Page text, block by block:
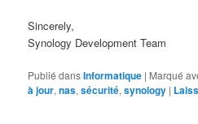
Sincerely,
Synology Development Team
Publié dansInformatique | Marqué
à jour,nas,sécurité,synology |